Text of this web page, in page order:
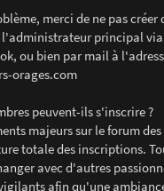
merci de ne pas créer
principal via
ou bien par mail à
orages.com
peuvent-ils s'inscrire ?
majeurs sur le forum des
totale des inscriptions.
avec d'autres
afin qu'une